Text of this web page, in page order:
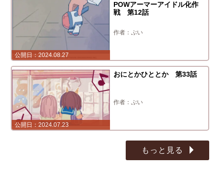
2024.08.27
POWアーマーアイドル化作
戦 第12話
ぶい
2024.07.23
おにとかひととか 第33話
ぶい
もっと見る